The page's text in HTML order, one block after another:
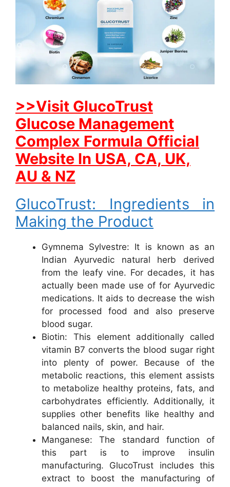
>>Visit GlucoTrust
Glucose Management
Complex Formula Official
Website In USA, CA, UK,
AU & NZ
GlucoTrust: Ingredients in
Making the Product
Gymnema Sylvestre: It is known as an
Indian Ayurvedic natural herb derived
from the leafy vine. For decades, it has
actually been made use of for Ayurvedic
medications. It aids to decrease the wish
for processed food and also preserve
blood sugar.
Biotin: This element additionally called
vitamin B7 converts the blood sugar right
into plenty of power. Because of the
metabolic reactions, this element assists
to metabolize healthy proteins, fats, and
carbohydrates efficiently. Additionally, it
supplies other benefits like healthy and
balanced nails, skin, and hair.
Manganese: The standard function of
this part is to improve insulin
manufacturing. GlucoTrust includes this
extract to boost the manufacturing of